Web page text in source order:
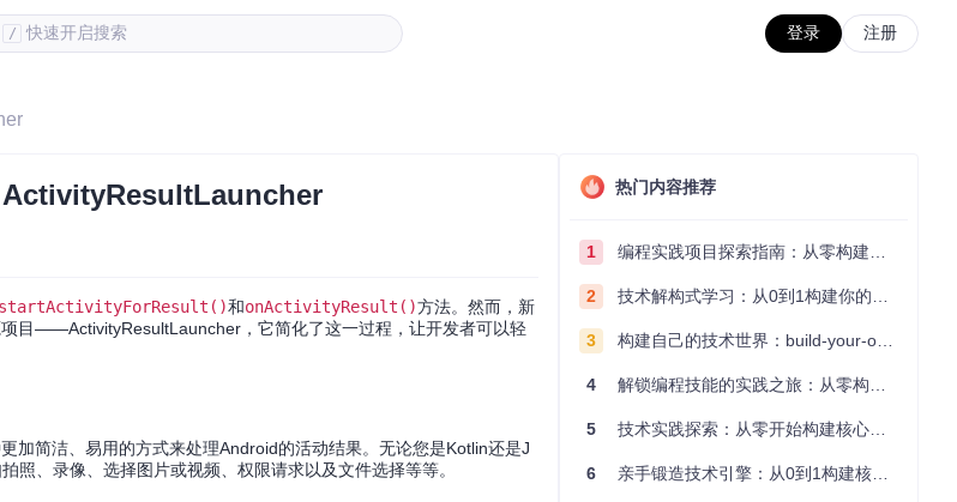
/ 快速开启搜索 登录 注册
ActivityResultLauncher
startActivityForResult()和onActivityResult()方法。然而，新
目——ActivityResultLauncher，它简化了这一过程，让开发者可以轻
加简洁、易用的方式来处理Android的活动结果。无论您是Kotlin还是J
、录像、选择图片或视频、权限请求以及文件选择等等。
热门内容推荐
1 编程实践项目探索指南：从零构建技术能力体系
2 技术解构式学习：从0到1构建你的编程知识体系
3 构建自己的技术世界：build-your-own-x项目的实践探索指南
4 解锁编程技能的实践之旅：从零构建你的技术世界
5 技术实践探索：从零开始构建核心系统的实践指南
6 亲手锻造技术引擎：从0到1构建核心系统的实践指南